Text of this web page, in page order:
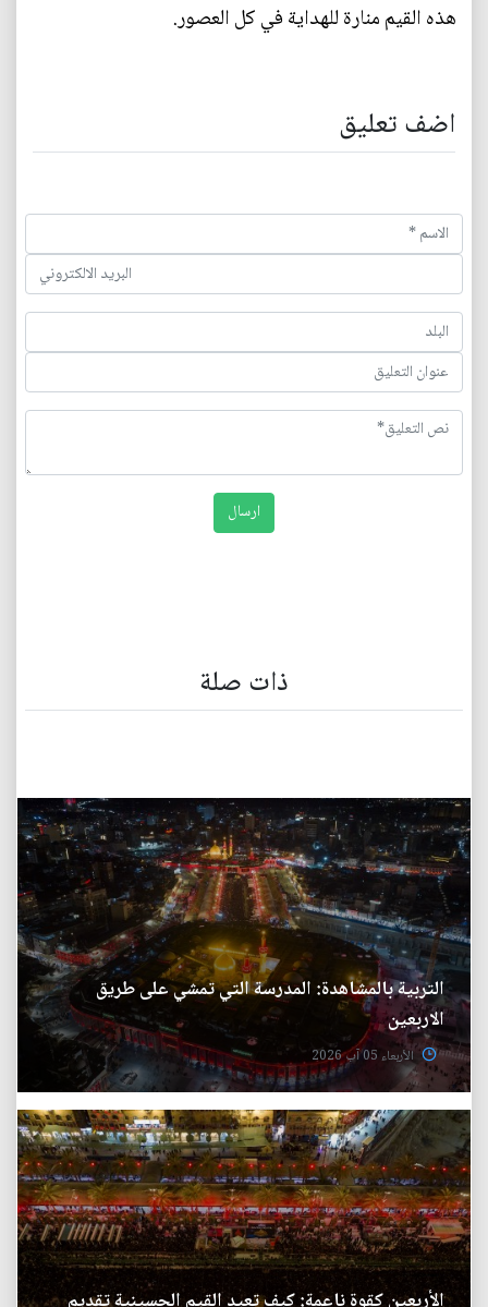
هذه القيم منارة للهداية في كل العصور.
اضف تعليق
ذات صلة
التربية بالمشاهدة: المدرسة التي تمشي على طريق
الاربعين
الأربعاء 05 آب 2026